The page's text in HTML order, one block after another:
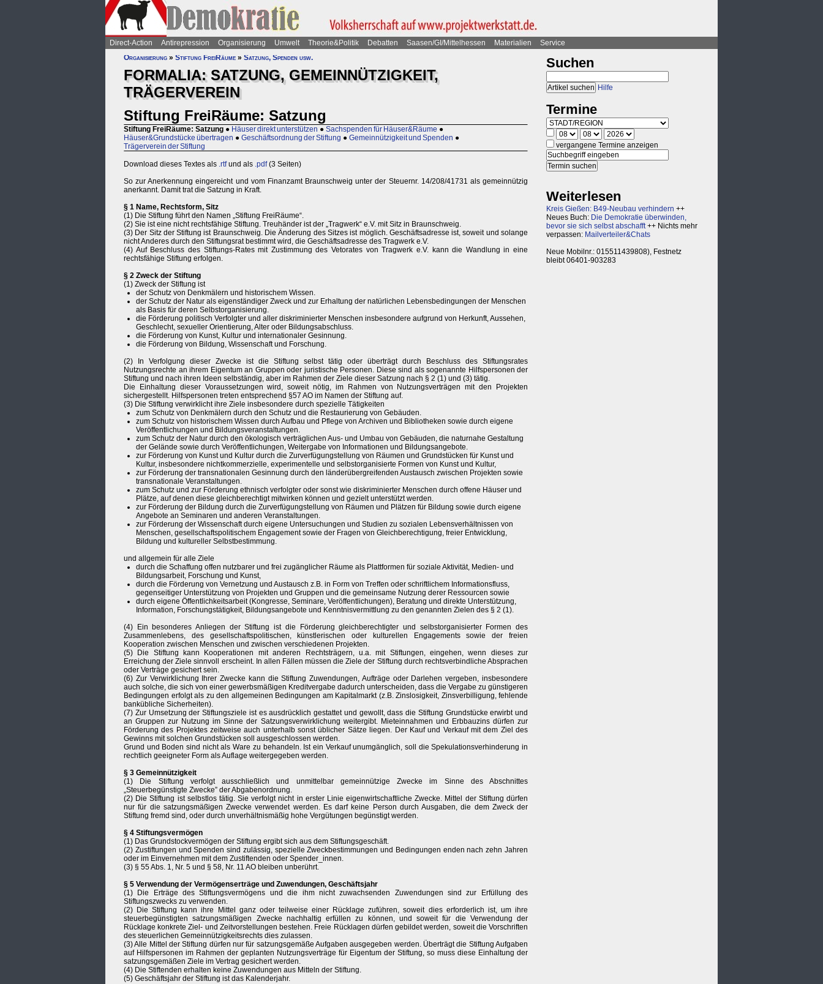
Direct-Action Antirepression Organisierung Umwelt Theorie&Politik Debatten Saasen/GI/Mittelhessen Materialien
Service
Organisierung » Stiftung FreiRäume » Satzung, Spenden usw.
FORMALIA: SATZUNG, GEMEINNÜTZIGKEIT,
TRÄGERVEREIN
Stiftung FreiRäume: Satzung
Stiftung FreiRäume: Satzung ● Häuser direkt unterstützen ● Sachspenden für Häuser&Räume ●
Häuser&Grundstücke übertragen ● Geschäftsordnung der Stiftung ● Gemeinnützigkeit und Spenden ●
Trägerverein der Stiftung
Download dieses Textes als .rtfund als .pdf(3 Seiten)
So zur Anerkennung eingereicht und vom Finanzamt Braunschweig unter der Steuernr. 14/208/41731 als gemeinnützig
anerkannt. Damit trat die Satzung in Kraft.
§ 1 Name, Rechtsform, Sitz
(1) Die Stiftung führt den Namen „Stiftung FreiRäume“.
(2) Sie ist eine nicht rechtsfähige Stiftung. Treuhänder ist der „Tragwerk“ e.V. mit Sitz in Braunschweig.
(3) Der Sitz der Stiftung ist Braunschweig. Die Änderung des Sitzes ist möglich. Geschäftsadresse ist, soweit und solange
nicht Anderes durch den Stiftungsrat bestimmt wird, die Geschäftsadresse des Tragwerk e.V.
(4) Auf Beschluss des Stiftungs-Rates mit Zustimmung des Vetorates von Tragwerk e.V. kann die Wandlung in eine
rechtsfähige Stiftung erfolgen.
§ 2 Zweck der Stiftung
(1) Zweck der Stiftung ist
der Schutz von Denkmälern und historischem Wissen.
der Schutz der Natur als eigenständiger Zweck und zur Erhaltung der natürlichen Lebensbedingungen der Menschen
als Basis für deren Selbstorganisierung.
die Förderung politisch Verfolgter und aller diskriminierter Menschen insbesondere aufgrund von Herkunft, Aussehen,
Geschlecht, sexueller Orientierung, Alter oder Bildungsabschluss.
die Förderung von Kunst, Kultur und internationaler Gesinnung.
die Förderung von Bildung, Wissenschaft und Forschung.
(2) In Verfolgung dieser Zwecke ist die Stiftung selbst tätig oder überträgt durch Beschluss des Stiftungsrates
Nutzungsrechte an ihrem Eigentum an Gruppen oder juristische Personen. Diese sind als sogenannte Hilfspersonen der
Stiftung und nach ihren Ideen selbständig, aber im Rahmen der Ziele dieser Satzung nach § 2 (1) und (3) tätig.
Die Einhaltung dieser Voraussetzungen wird, soweit nötig, im Rahmen von Nutzungsverträgen mit den Projekten
sichergestellt. Hilfspersonen treten entsprechend §57 AO im Namen der Stiftung auf.
(3) Die Stiftung verwirklicht ihre Ziele insbesondere durch spezielle Tätigkeiten
zum Schutz von Denkmälern durch den Schutz und die Restaurierung von Gebäuden.
zum Schutz von historischem Wissen durch Aufbau und Pflege von Archiven und Bibliotheken sowie durch eigene
Veröffentlichungen und Bildungsveranstaltungen.
zum Schutz der Natur durch den ökologisch verträglichen Aus- und Umbau von Gebäuden, die naturnahe Gestaltung
der Gelände sowie durch Veröffentlichungen, Weitergabe von Informationen und Bildungsangebote.
zur Förderung von Kunst und Kultur durch die Zurverfügungstellung von Räumen und Grundstücken für Kunst und
Kultur, insbesondere nichtkommerzielle, experimentelle und selbstorganisierte Formen von Kunst und Kultur,
zur Förderung der transnationalen Gesinnung durch den länderübergreifenden Austausch zwischen Projekten sowie
transnationale Veranstaltungen.
zum Schutz und zur Förderung ethnisch verfolgter oder sonst wie diskriminierter Menschen durch offene Häuser und
Plätze, auf denen diese gleichberechtigt mitwirken können und gezielt unterstützt werden.
zur Förderung der Bildung durch die Zurverfügungstellung von Räumen und Plätzen für Bildung sowie durch eigene
Angebote an Seminaren und anderen Veranstaltungen.
zur Förderung der Wissenschaft durch eigene Untersuchungen und Studien zu sozialen Lebensverhältnissen von
Menschen, gesellschaftspolitischem Engagement sowie der Fragen von Gleichberechtigung, freier Entwicklung,
Bildung und kultureller Selbstbestimmung.
und allgemein für alle Ziele
durch die Schaffung offen nutzbarer und frei zugänglicher Räume als Plattformen für soziale Aktivität, Medien- und
Bildungsarbeit, Forschung und Kunst,
durch die Förderung von Vernetzung und Austausch z.B. in Form von Treffen oder schriftlichem Informationsfluss,
gegenseitiger Unterstützung von Projekten und Gruppen und die gemeinsame Nutzung derer Ressourcen sowie
durch eigene Öffentlichkeitsarbeit (Kongresse, Seminare, Veröffentlichungen), Beratung und direkte Unterstützung,
Information, Forschungstätigkeit, Bildungsangebote und Kenntnisvermittlung zu den genannten Zielen des § 2 (1).
(4) Ein besonderes Anliegen der Stiftung ist die Förderung gleichberechtigter und selbstorganisierter Formen des
Zusammenlebens, des gesellschaftspolitischen, künstlerischen oder kulturellen Engagements sowie der freien
Kooperation zwischen Menschen und zwischen verschiedenen Projekten.
(5) Die Stiftung kann Kooperationen mit anderen Rechtsträgern, u.a. mit Stiftungen, eingehen, wenn dieses zur
Erreichung der Ziele sinnvoll erscheint. In allen Fällen müssen die Ziele der Stiftung durch rechtsverbindliche Absprachen
oder Verträge gesichert sein.
(6) Zur Verwirklichung Ihrer Zwecke kann die Stiftung Zuwendungen, Aufträge oder Darlehen vergeben, insbesondere
auch solche, die sich von einer gewerbsmäßigen Kreditvergabe dadurch unterscheiden, dass die Vergabe zu günstigeren
Bedingungen erfolgt als zu den allgemeinen Bedingungen am Kapitalmarkt (z.B. Zinslosigkeit, Zinsverbilligung, fehlende
bankübliche Sicherheiten).
(7) Zur Umsetzung der Stiftungsziele ist es ausdrücklich gestattet und gewollt, dass die Stiftung Grundstücke erwirbt und
an Gruppen zur Nutzung im Sinne der Satzungsverwirklichung weitergibt. Mieteinnahmen und Erbbauzins dürfen zur
Förderung des Projektes zeitweise auch unterhalb sonst üblicher Sätze liegen. Der Kauf und Verkauf mit dem Ziel des
Gewinns mit solchen Grundstücken soll ausgeschlossen werden.
Grund und Boden sind nicht als Ware zu behandeln. Ist ein Verkauf unumgänglich, soll die Spekulationsverhinderung in
rechtlich geeigneter Form als Auflage weitergegeben werden.
§ 3 Gemeinnützigkeit
(1) Die Stiftung verfolgt ausschließlich und unmittelbar gemeinnützige Zwecke im Sinne des Abschnittes
„Steuerbegünstigte Zwecke” der Abgabenordnung.
(2) Die Stiftung ist selbstlos tätig. Sie verfolgt nicht in erster Linie eigenwirtschaftliche Zwecke. Mittel der Stiftung dürfen
nur für die satzungsmäßigen Zwecke verwendet werden. Es darf keine Person durch Ausgaben, die dem Zweck der
Stiftung fremd sind, oder durch unverhältnismäßig hohe Vergütungen begünstigt werden.
§ 4 Stiftungsvermögen
(1) Das Grundstockvermögen der Stiftung ergibt sich aus dem Stiftungsgeschäft.
(2) Zustiftungen und Spenden sind zulässig, spezielle Zweckbestimmungen und Bedingungen enden nach zehn Jahren
oder im Einvernehmen mit dem Zustiftenden oder Spender_innen.
(3) § 55 Abs. 1, Nr. 5 und § 58, Nr. 11 AO bleiben unberührt.
§ 5 Verwendung der Vermögenserträge und Zuwendungen, Geschäftsjahr
(1) Die Erträge des Stiftungsvermögens und die ihm nicht zuwachsenden Zuwendungen sind zur Erfüllung des
Stiftungszwecks zu verwenden.
(2) Die Stiftung kann ihre Mittel ganz oder teilweise einer Rücklage zuführen, soweit dies erforderlich ist, um ihre
steuerbegünstigten satzungsmäßigen Zwecke nachhaltig erfüllen zu können, und soweit für die Verwendung der
Rücklage konkrete Ziel- und Zeitvorstellungen bestehen. Freie Rücklagen dürfen gebildet werden, soweit die Vorschriften
des steuerlichen Gemeinnützigkeitsrechts dies zulassen.
(3) Alle Mittel der Stiftung dürfen nur für satzungsgemäße Aufgaben ausgegeben werden. Überträgt die Stiftung Aufgaben
auf Hilfspersonen im Rahmen der geplanten Nutzungsverträge für Eigentum der Stiftung, so muss diese Einhaltung der
satzungsgemäßen Ziele im Vertrag gesichert werden.
(4) Die Stiftenden erhalten keine Zuwendungen aus Mitteln der Stiftung.
(5) Geschäftsjahr der Stiftung ist das Kalenderjahr.
Suchen
Hilfe
Termine
vergangene Termine anzeigen
Weiterlesen
Kreis Gießen: B49-Neubau verhindern ++
Neues Buch: Die Demokratie überwinden,
bevor sie sich selbst abschafft++ Nichts mehr
verpassen: Mailverteiler&Chats
Neue Mobilnr.: 015511439808), Festnetz
bleibt 06401-903283